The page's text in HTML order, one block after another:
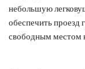
небольшую
обеспечить проезд
свободным местом